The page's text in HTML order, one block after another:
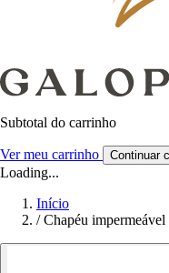
Subtotal do carrinho
Ver meu carrinho Continuar
Loading...
Início
/ Chapéu